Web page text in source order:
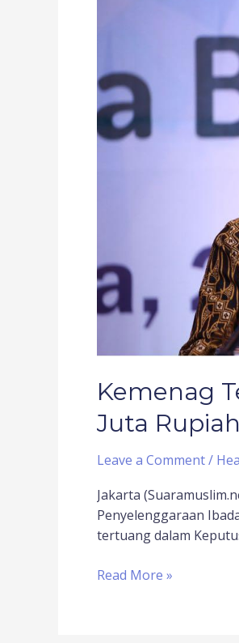
Kemenag
Juta Rupiah
Leave a Comment/
Jakarta
Penyelenggaraan
tertuang dalam
Juta
Rupiah
Read More »